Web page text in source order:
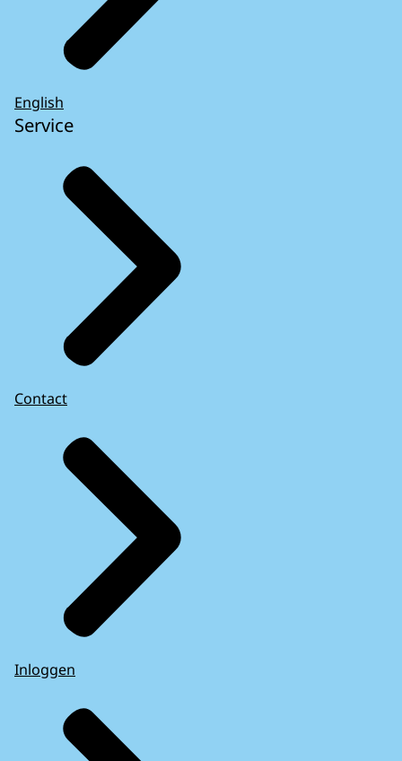
English
Service
Contact
Inloggen